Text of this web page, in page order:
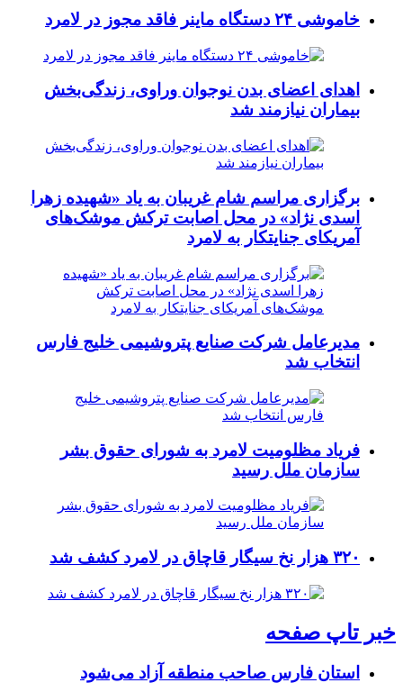
خاموشی ۲۴ دستگاه ماینر فاقد مجوز در لامرد
اهدای اعضای بدن نوجوان وراوی، زندگی‌بخش
بیماران نیازمند شد
برگزاری مراسم شام غریبان به یاد «شهیده زهرا
اسدی نژاد» در محل اصابت ترکش موشک‌های
آمریکای جنایتکار به لامرد
مدیرعامل شرکت صنایع پتروشیمی خلیج فارس
انتخاب شد
فریاد مظلومیت لامرد به شورای حقوق بشر
سازمان ملل رسید
۳۲۰ هزار نخ سیگار قاچاق در لامرد کشف شد
خبر تاپ صفحه
استان فارس صاحب منطقه آزاد می‌شود